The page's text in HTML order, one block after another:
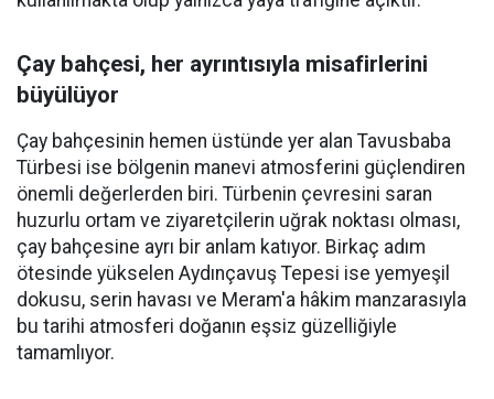
Çay bahçesi, her ayrıntısıyla misafirlerini
büyülüyor
Çay bahçesinin hemen üstünde yer alan Tavusbaba
Türbesi ise bölgenin manevi atmosferini güçlendiren
önemli değerlerden biri. Türbenin çevresini saran
huzurlu ortam ve ziyaretçilerin uğrak noktası olması,
çay bahçesine ayrı bir anlam katıyor. Birkaç adım
ötesinde yükselen Aydınçavuş Tepesi ise yemyeşil
dokusu, serin havası ve Meram'a hâkim manzarasıyla
bu tarihi atmosferi doğanın eşsiz güzelliğiyle
tamamlıyor.